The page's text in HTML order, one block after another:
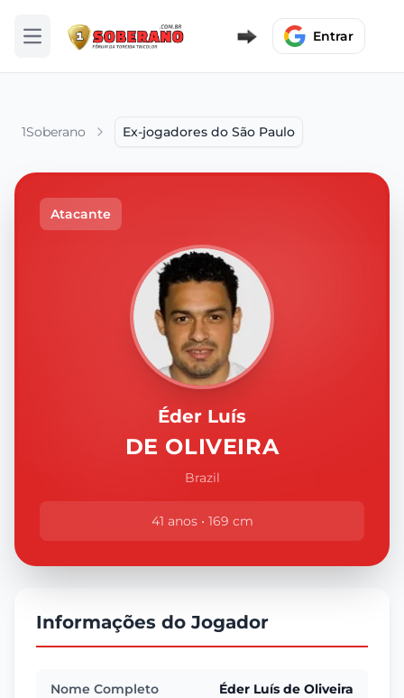
Abrir menu Entrar
1Soberano Ex-jogadores do São Paulo
Atacante
Éder Luís
DE OLIVEIRA
Brazil
41 anos • 169 cm
Informações do Jogador
Nome Completo Éder Luís de Oliveira